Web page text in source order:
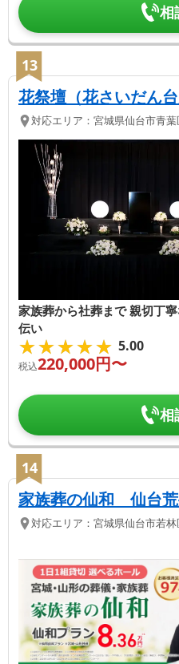
相
13
花祭壇（花さいだん台
対応エリア： 宮城県仙台市青葉
家族葬から社葬まで 親切丁
伝い
★★★★★
★★★★★ 5.00
税込220,000円〜
相
14
家族葬の仙和 仙台
対応エリア： 宮城県仙台市若林